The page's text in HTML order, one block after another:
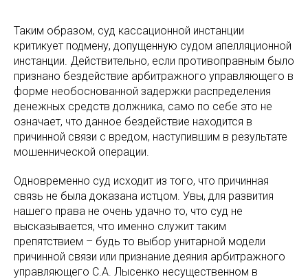
Таким образом, суд кассационной инстанции
критикует подмену, допущенную судом апелляционной
инстанции. Действительно, если противоправным было
признано бездействие арбитражного управляющего в
форме необоснованной задержки распределения
денежных средств должника, само по себе это не
означает, что данное бездействие находится в
причинной связи с вредом, наступившим в результате
мошеннической операции.
Одновременно суд исходит из того, что причинная
связь не была доказана истцом. Увы, для развития
нашего права не очень удачно то, что суд не
высказывается, что именно служит таким
препятствием – будь то выбор унитарной модели
причинной связи или признание деяния арбитражного
управляющего С.А. Лысенко несущественном в